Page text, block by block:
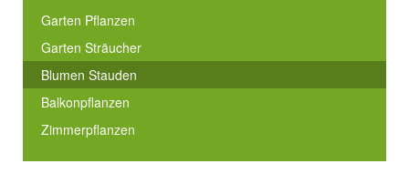
Garten Pflanzen
Garten Sträucher
Blumen Stauden
Balkonpflanzen
Zimmerpflanzen